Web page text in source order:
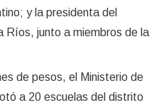
y la presidenta del
Ríos, junto a miembros de la
de pesos, el Ministerio de
a 20 escuelas del distrito